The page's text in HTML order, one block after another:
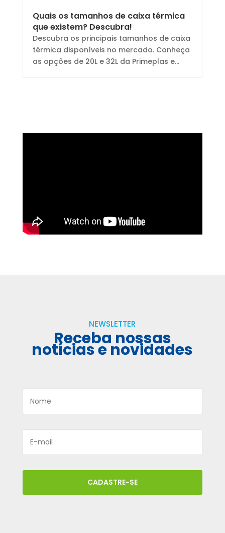
Quais os tamanhos de caixa térmica
que existem? Descubra!
Descubra os principais tamanhos de caixa
térmica disponíveis no mercado. Conheça
as opções de 20L e 32L da Primeplas e...
NEWSLETTER
Receba nossas
notícias e novidades
CADASTRE-SE